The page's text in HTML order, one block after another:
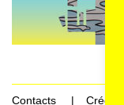
Contacts Crédits